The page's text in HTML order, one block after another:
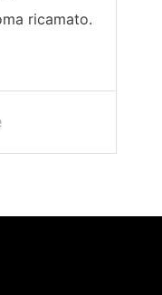
ricamato.